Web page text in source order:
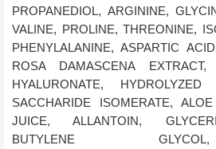
PROPANEDIOL, ARGININE,
VALINE, PROLINE, THREONINE,
PHENYLALANINE, ASPARTIC
ROSA DAMASCENA
HYALURONATE,
SACCHARIDE ISOMERATE,
JUICE, ALLANTOIN,
BUTYLENE